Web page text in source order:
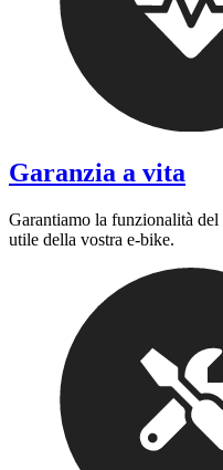
Garanzia a vita
Garantiamo la funzionalità
utile della vostra e-bike.